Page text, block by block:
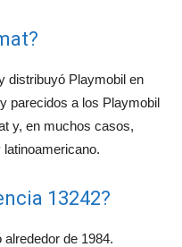
distribuyó Playmobil en
parecidos a los Playmobil
y, en muchos casos,
13242?
de 1984.